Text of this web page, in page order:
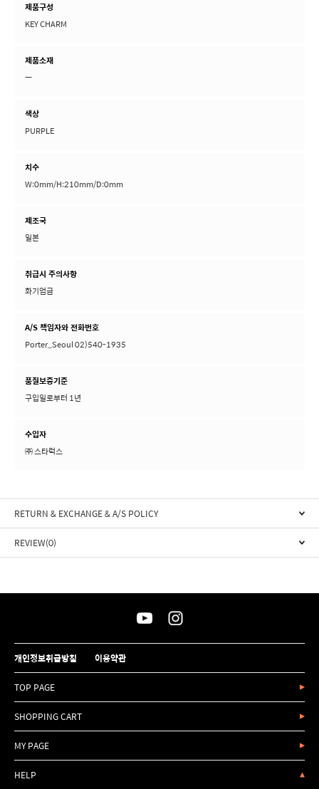
제품구성
KEY CHARM
제품소재
ㅡ
색상
PURPLE
치수
W:0mm/H:210mm/D:0mm
제조국
일본
취급시 주의사항
화기엄금
A/S 책임자와 전화번호
Porter_Seoul 02)540-1935
품질보증기준
구입일로부터 1년
수입자
㈜ 스타럭스
RETURN & EXCHANGE & A/S POLICY
REVIEW(0)
개인정보취급방침 이용약관
TOP PAGE
SHOPPING CART
MY PAGE
HELP